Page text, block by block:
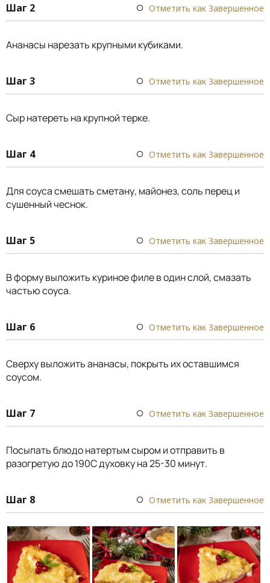
Шаг 2 Отметить как Завершенное
Ананасы нарезать крупными кубиками.
Шаг 3 Отметить как Завершенное
Сыр натереть на крупной терке.
Шаг 4 Отметить как Завершенное
Для соуса смешать сметану, майонез, соль перец и
сушенный чеснок.
Шаг 5 Отметить как Завершенное
В форму выложить куриное филе в один слой, смазать
частью соуса.
Шаг 6 Отметить как Завершенное
Сверху выложить ананасы, покрыть их оставшимся
соусом.
Шаг 7 Отметить как Завершенное
Посыпать блюдо натертым сыром и отправить в
разогретую до 190С духовку на 25-30 минут.
Шаг 8 Отметить как Завершенное